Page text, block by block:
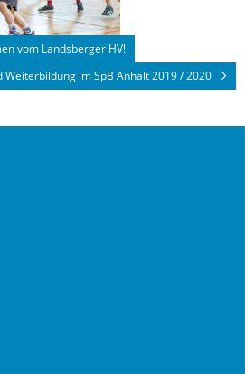
vom Landsberger HV!
im SpB Anhalt 2019 / 2020